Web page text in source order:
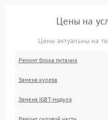
Цены на
Цены актуальны на
Ремонт блока питания
Замена кулера
Замена IGBT-модуля